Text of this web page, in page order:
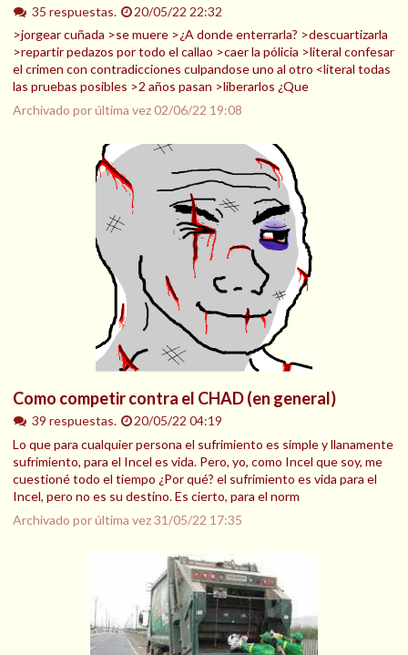
35 respuestas.
20/05/22 22:32
>jorgear cuñada >se muere >¿A donde enterrarla? >descuartizarla
>repartir pedazos por todo el callao >caer la pólicia >literal confesar
el crimen con contradicciones culpandose uno al otro <literal todas
las pruebas posibles >2 años pasan >liberarlos ¿Que
Archivado por última vez02/06/22 19:08
Como competir contra el CHAD (en general)
39 respuestas.
20/05/22 04:19
Lo que para cualquier persona el sufrimiento es simple y llanamente
sufrimiento, para el Incel es vida. Pero, yo, como Incel que soy, me
cuestioné todo el tiempo ¿Por qué? el sufrimiento es vida para el
Incel, pero no es su destino. Es cierto, para el norm
Archivado por última vez31/05/22 17:35